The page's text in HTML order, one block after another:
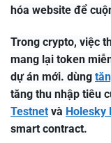
hóa website để
Trong crypto, việc
mang lại token
dự án mới. dùng
tăng thu nhập tiêu
Testnet và Holesky
smart contract.